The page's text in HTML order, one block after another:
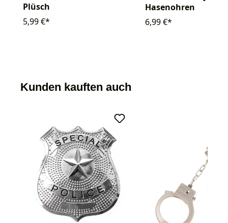
Plüsch
5,99 €*
Hasenohren
6,99 €*
Kunden kauften auch